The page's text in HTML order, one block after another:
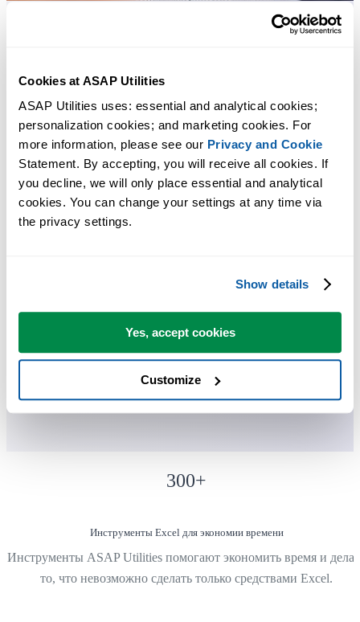
Cookies at ASAP Utilities
ASAP Utilities uses: essential and analytical cookies;
personalization cookies; and marketing cookies. For
more information, please see our Privacy and Cookie
Statement. By accepting, you will receive all cookies. If
you decline, we will only place essential and analytical
cookies. You can change your settings at any time via
the privacy settings.
Show details
Yes, accept cookies
Customize
Экономьте время в Excel. Это просто.
Набор инструментов ASAP Utilities, таких как изменение
настроек и справочной информации.
Вы можете начать работу сразу. Обучение не требуется.
каждый день.
300+
Инструменты Excel для экономии времени
Инструменты ASAP Utilities помогают экономить время и
то, что невозможно сделать только средствами Excel.